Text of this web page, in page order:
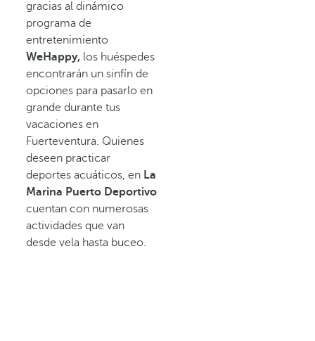
gracias al dinámico
programa de
entretenimiento
WeHappy, los huéspedes
encontrarán un sinfín de
opciones para pasarlo en
grande durante tus
vacaciones en
Fuerteventura. Quienes
deseen practicar
deportes acuáticos, en La
Marina Puerto Deportivo
cuentan con numerosas
actividades que van
desde vela hasta buceo.